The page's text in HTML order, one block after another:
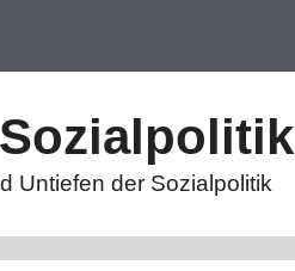
Untiefen der Sozialpolitik